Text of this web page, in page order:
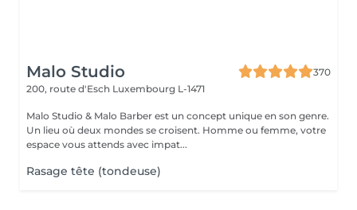
Malo Studio
370
200, route d'Esch Luxembourg L-1471
Malo Studio & Malo Barber est un concept unique en son genre.
Un lieu où deux mondes se croisent. Homme ou femme, votre
espace vous attends avec impat...
Rasage tête (tondeuse)